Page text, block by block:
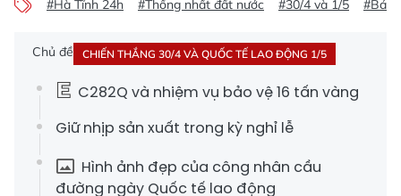
#Hà Tĩnh 24h #Thống nhất đất nước #30/4 và 1/5 #Báo
Chủ đề CHIẾN THẮNG 30/4 VÀ QUỐC TẾ LAO ĐỘNG 1/5
C282Q và nhiệm vụ bảo vệ 16 tấn vàng
Giữ nhịp sản xuất trong kỳ nghỉ lễ
Hình ảnh đẹp của công nhân cầu
đường ngày Quốc tế lao động